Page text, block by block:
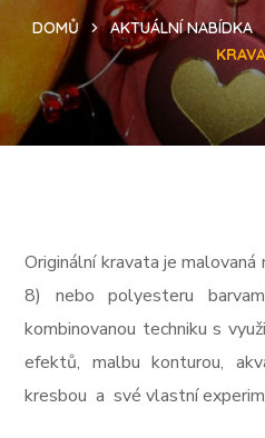
DOMŮ AKTUÁLNÍ NABÍDKA
Originální kravata je
8) nebo polyesteru
kombinovanou techniku s
efektů, malbu konturou,
kresbou a své vlastní